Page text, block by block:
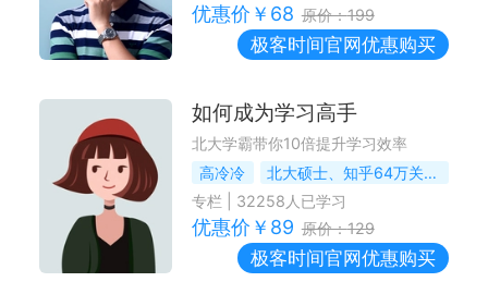
优惠价￥ 68 原价：199
极客时间官网优惠购买
如何成为学习高手
北大学霸带你10倍提升学习效率
高冷冷
北大硕士、知乎64万关注大V
专栏
32258 人已学习
优惠价￥ 89 原价：129
极客时间官网优惠购买